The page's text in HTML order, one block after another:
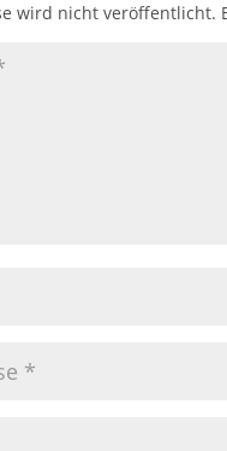
wird nicht veröffentlicht.